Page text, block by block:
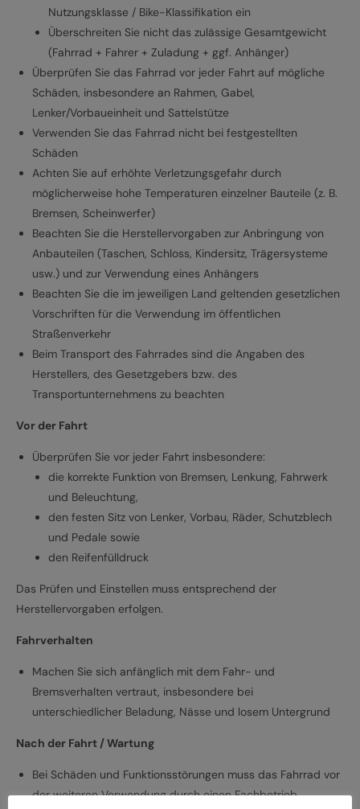
Nutzungsklasse / Bike-Klassifikation ein
Überschreiten Sie nicht das zulässige Gesamtgewicht
(Fahrrad + Fahrer + Zuladung + ggf. Anhänger)
Überprüfen Sie das Fahrrad vor jeder Fahrt auf mögliche
Schäden, insbesondere an Rahmen, Gabel,
Lenker/Vorbaueinheit und Sattelstütze
Verwenden Sie das Fahrrad nicht bei festgestellten
Schäden
Achten Sie auf erhöhte Verletzungsgefahr durch
möglicherweise hohe Temperaturen einzelner Bauteile (z. B.
Bremsen, Scheinwerfer)
Beachten Sie die Herstellervorgaben zur Anbringung von
Anbauteilen (Taschen, Schloss, Kindersitz, Trägersysteme
usw.) und zur Verwendung eines Anhängers
Beachten Sie die im jeweiligen Land geltenden gesetzlichen
Vorschriften für die Verwendung im öffentlichen
Straßenverkehr
Beim Transport des Fahrrades sind die Angaben des
Herstellers, des Gesetzgebers bzw. des
Transportunternehmens zu beachten
Vor der Fahrt
Überprüfen Sie vor jeder Fahrt insbesondere:
die korrekte Funktion von Bremsen, Lenkung, Fahrwerk
und Beleuchtung,
den festen Sitz von Lenker, Vorbau, Räder, Schutzblech
und Pedale sowie
den Reifenfülldruck
Das Prüfen und Einstellen muss entsprechend der
Herstellervorgaben erfolgen.
Fahrverhalten
Machen Sie sich anfänglich mit dem Fahr- und
Bremsverhalten vertraut, insbesondere bei
unterschiedlicher Beladung, Nässe und losem Untergrund
Nach der Fahrt / Wartung
Bei Schäden und Funktionsstörungen muss das Fahrrad vor
der weiteren Verwendung durch einen Fachbetrieb